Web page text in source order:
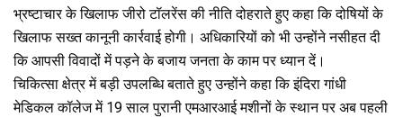
भ्रष्टाचार के खिलाफ जीरो टॉलरेंस की नीति दोहराते हुए कहा कि दोषियों के
खिलाफ सख्त कानूनी कार्रवाई होगी। अधिकारियों को भी उन्होंने नसीहत दी
कि आपसी विवादों में पड़ने के बजाय जनता के काम पर ध्यान दें।
चिकित्सा क्षेत्र में बड़ी उपलब्धि बताते हुए उन्होंने कहा कि इंदिरा गांधी
मेडिकल कॉलेज में 19 साल पुरानी एमआरआई मशीनों के स्थान पर अब पहली